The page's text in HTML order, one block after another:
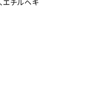
エチルヘキ